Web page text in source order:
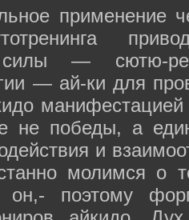
применение
силы — сютю-
— ай-ки для
не победы, а
и
молимся о
он,- поэтому